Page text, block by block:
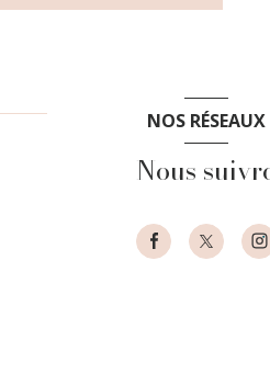
NOS RÉSEAUX
Nous